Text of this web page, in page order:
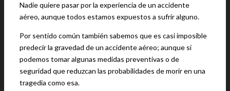
Nadie quiere pasar por la experiencia de un accidente
aéreo, aunque todos estamos expuestos a sufrir alguno.
Por sentido común también sabemos que es casi imposible
predecir la gravedad de un accidente aéreo; aunque sí
podemos tomar algunas medidas preventivas o de
seguridad que reduzcan las probabilidades de morir en una
tragedia como esa.